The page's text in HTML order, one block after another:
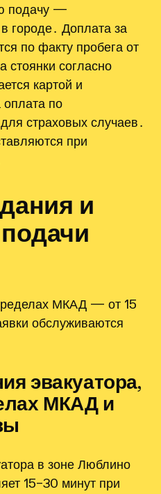
подачу —
городе․ Доплата за
по факту пробега от
стоянки согласно
картой и
по
страховых случаев․
при
и
МКАД — от 15
обслуживаются
эвакуатора,
МКАД и
в зоне Люблино
15–30 минут при